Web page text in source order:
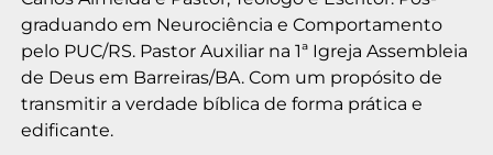
graduando em Neurociência e Comportamento
pelo PUC/RS. Pastor Auxiliar na 1ª Igreja Assembleia
de Deus em Barreiras/BA. Com um propósito de
transmitir a verdade bíblica de forma prática e
edificante.